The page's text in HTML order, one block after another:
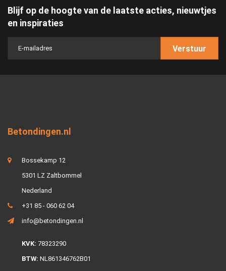
Blijf op de hoogte van de laatste acties, nieuwtjes
en inspiraties
Verstuur
Betondingen.nl
Bossekamp 12
5301 LZ Zaltbommel
Nederland
+31 85 - 060 62 04
info@betondingen.nl
KVK: 78323290
BTW: NL861346762B01